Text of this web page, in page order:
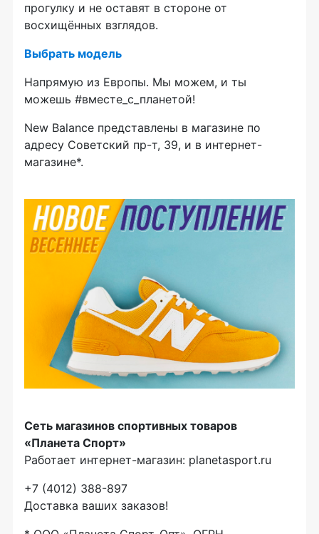
прогулку и не оставят в стороне от
восхищённых взглядов.
Выбрать модель
Напрямую из Европы. Мы можем, и ты
можешь #вместе_с_планетой!
New Balance представлены в магазине по
адресу Советский пр-т, 39, и в интернет-
магазине*.
Сеть магазинов спортивных товаров
«Планета Спорт»
Работает интернет-магазин: planetasport.ru
+7 (4012) 388-897
Доставка ваших заказов!